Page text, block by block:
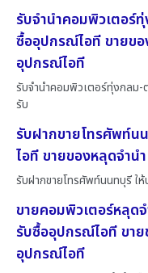
รับจำนำคอมพิวเตอร์
ซื้ออุปกรณ์ไอที ขายข
อุปกรณ์ไอที
รับจำนำคอมพิวเตอร์ทุ่งกลม-
รับ
รับฝากขายโทรศัพท์น
ไอที ขายของหลุดจำ
รับฝากขายโทรศัพท์นนทบุรี ใ
ขายคอมพิวเตอร์หลุด
รับซื้ออุปกรณ์ไอที ขา
อุปกรณ์ไอที